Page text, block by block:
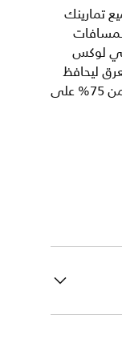
تمارينك
لمسافات
لوكس
ليحافظ
على برودة وجفاف الجسم. هذا المنتج مصنوع من 75% على